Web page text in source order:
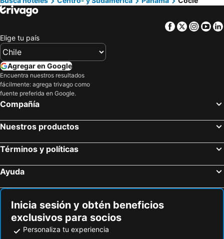
Hoteles en Isla de Pascua
Hoteles en Curicó
Hoteles en Provincia de Osorno
Hoteles en Lacio
Hoteles en Región de Arica y Parinacota
Hoteles en Colombia
Hoteles en Andalucía
Facebook
Twitter
Elige tu país
Agregar en Google
Encuentra nuestros resultados
fácilmente: agrega trivago como
fuente preferida en Google.
Compañía
Nuestros productos
Términos y políticas
Ayuda
Inicia sesión y obtén beneficios
exclusivos para socios
Personaliza tu experiencia